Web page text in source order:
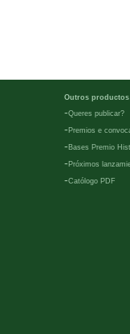
Outros
-Queres publicar?
- Premios e
- Bases Premio
- Próximos
-Católogo PDF